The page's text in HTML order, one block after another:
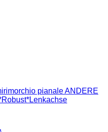
pianale ANDERE